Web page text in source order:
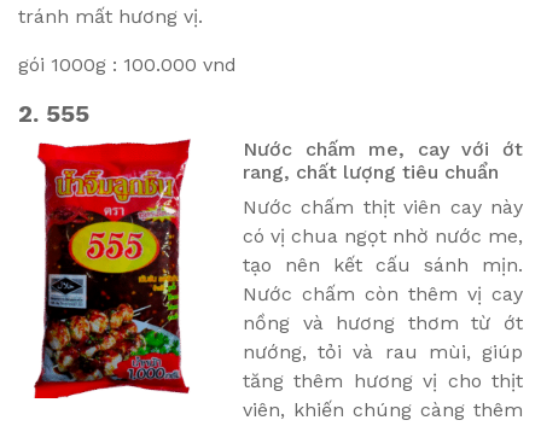
tránh mất hương vị.
gói 1000g : 100.000 vnd
2. 555
Nước chấm me, cay với ớt
rang, chất lượng tiêu chuẩn
Nước chấm thịt viên cay này
có vị chua ngọt nhờ nước me,
tạo nên kết cấu sánh mịn.
Nước chấm còn thêm vị cay
nồng và hương thơm từ ớt
nướng, tỏi và rau mùi, giúp
tăng thêm hương vị cho thịt
viên, khiến chúng càng thêm